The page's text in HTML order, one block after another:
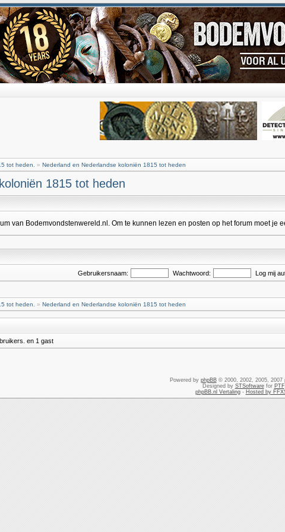
tot heden. » Nederland en Nederlandse koloniën 1815 tot heden
1815 tot heden
van Bodemvondstenwereld.nl. Om te kunnen lezen en posten op het forum moet je
Gebruikersnaam: Wachtwoord: Log mij
tot heden. » Nederland en Nederlandse koloniën 1815 tot heden
en 1 gast
Powered by phpBB© 2000, 2002, 2005, 2007
Designed by STSoftwarefor PTF.
phpBB.nl Vertaling- Hosted by